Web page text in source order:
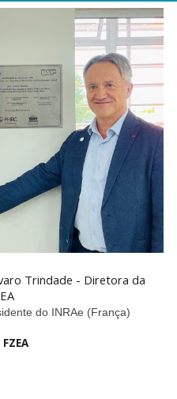
Trindade - Diretora da
do INRAe (França)